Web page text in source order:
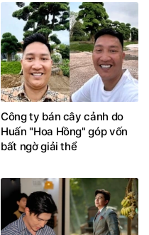
Công ty bán cây cảnh do
Huấn "Hoa Hồng" góp vốn
bất ngờ giải thể